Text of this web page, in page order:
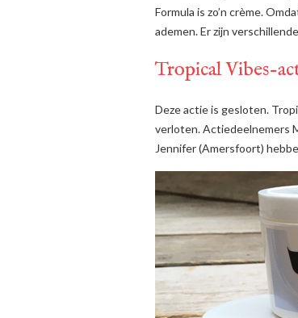
Formula is zo’n crème.
ademen. Er zijn
Tropical Vibes-
Deze actie is gesloten.
verloten. Actiedeelnemers
Jennifer (Amersfoort)